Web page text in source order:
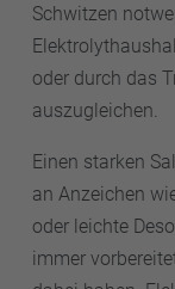
Schwitzen
oder durch das
auszugleichen.
Einen starken
an Anzeichen
oder leichte
immer